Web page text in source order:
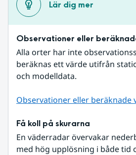
Lär dig mer
Observationer eller
Alla orter har inte
beräknas ett värde utifrån
och modelldata.
Observationer eller beräknade
Få koll på skurarna
En väderradar övervakar
med hög upplösning i både tid